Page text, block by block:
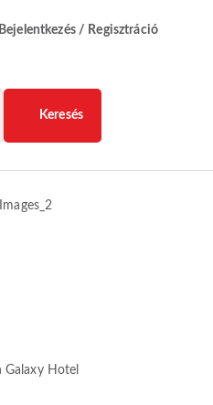
Bejelentkezés / Regisztráció
Keresés